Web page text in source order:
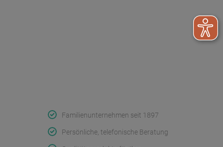
Familienunternehmen seit 1897
Persönliche, telefonische Beratung